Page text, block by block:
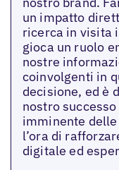
un impatto
ricerca in visita
gioca un ruolo
nostre
coinvolgenti in
decisione, ed è
nostro
imminente
l’ora di
digitale ed